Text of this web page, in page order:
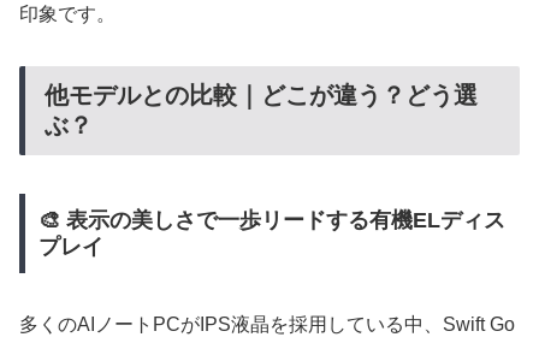
印象です。
他モデルとの比較｜どこが違う？どう選
ぶ？
🎨 表示の美しさで一歩リードする有機ELディス
プレイ
多くのAIノートPCがIPS液晶を採用している中、Swift Go